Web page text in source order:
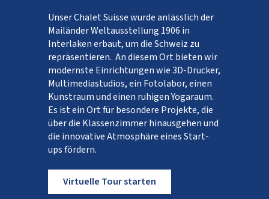
Unser Chalet Suisse wurde anlässlich der
Mailänder Weltausstellung 1906 in
Interlaken erbaut, um die Schweiz zu
repräsentieren. An diesem Ort bieten wir
modernste Einrichtungen wie 3D-Drucker,
Multimediastudios, ein Fotolabor, einen
Kunstraum und einen ruhigen Yogaraum.
Es ist ein Ort für besondere Projekte, die
über die Klassenzimmer hinausgehen und
die innovative Atmosphäre eines Start-
ups fördern.
Virtuelle Tour starten